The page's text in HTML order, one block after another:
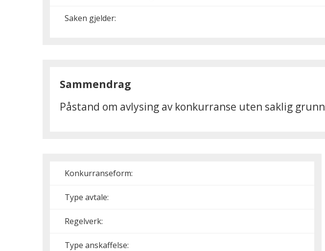
Saken gjelder:
Sammendrag
Påstand om avlysing av konkurranse uten saklig grunn
Konkurranseform:
Type avtale:
Regelverk:
Type anskaffelse: